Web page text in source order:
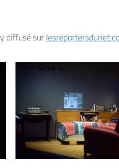
diffusé sur